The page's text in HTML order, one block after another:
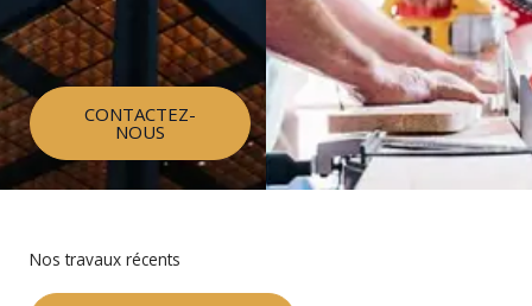
CONTACTEZ-
NOUS
Nos travaux récents